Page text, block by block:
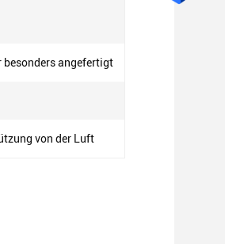
besonders angefertigt
von der Luft